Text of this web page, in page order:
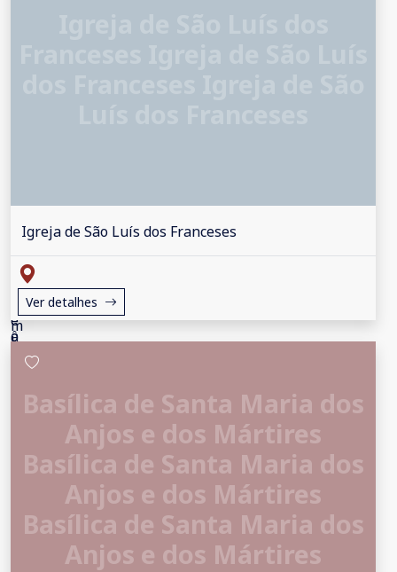
Igreja de São Luís dos Franceses
Ver detalhes
Basílica de Santa Maria dos
Anjos e dos Mártires
Basílica de Santa Maria dos
Anjos e dos Mártires
Basílica de Santa Maria dos
Anjos e dos Mártires